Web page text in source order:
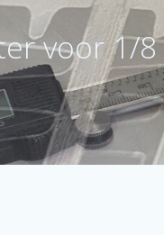
voor 1/